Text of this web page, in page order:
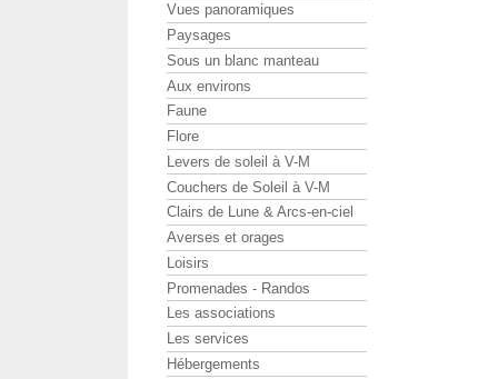
Vues panoramiques
Paysages
Sous un blanc manteau
Aux environs
Faune
Flore
Levers de soleil à V-M
Couchers de Soleil à V-M
Clairs de Lune & Arcs-en-ciel
Averses et orages
Loisirs
Promenades - Randos
Les associations
Les services
Hébergements